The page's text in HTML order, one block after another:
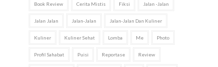
Book Review Cerita Mistis Fiksi Jalan -jalan
Jalan Jalan Jalan-Jalan Jalan-Jalan Dan Kuliner
Kuliner Kuliner Sehat Lomba Me Photo
Profil Sahabat Puisi Reportase Review